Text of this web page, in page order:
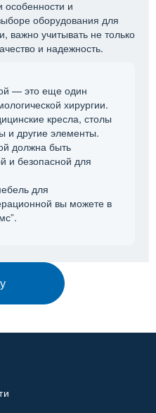
особенности и
оборудования для
важно учитывать не только
и надежность.
— это еще один
хирургии.
кресла, столы
и другие элементы.
должна быть
и безопасной для
для
вы можете в